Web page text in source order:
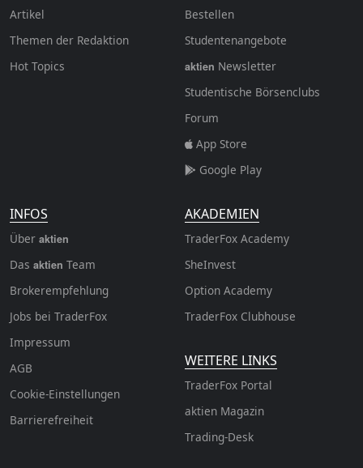
Artikel
Themen der Redaktion
Hot Topics
Bestellen
Studentenangebote
aktien Newsletter
Studentische Börsenclubs
Forum
App Store
Google Play
INFOS
Über aktien
Das aktien Team
Brokerempfehlung
Jobs bei TraderFox
Impressum
AGB
Cookie-Einstellungen
Barrierefreiheit
AKADEMIEN
TraderFox Academy
SheInvest
Option Academy
TraderFox Clubhouse
WEITERE LINKS
TraderFox Portal
aktien Magazin
Trading-Desk